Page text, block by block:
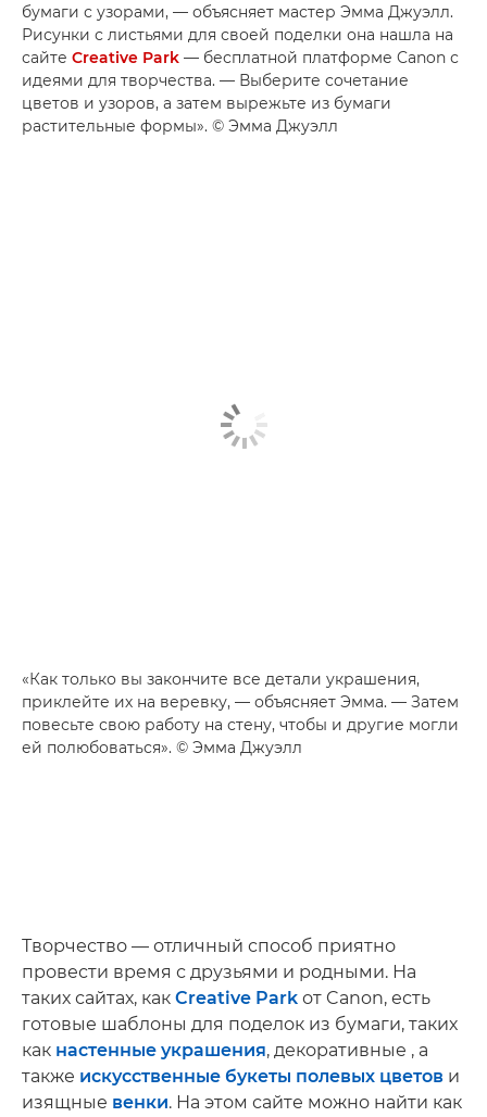
бумаги с узорами, — объясняет мастер Эмма Джуэлл.
Рисунки с листьями для своей поделки она нашла на
сайте Creative Park — бесплатной платформе Canon с
идеями для творчества. — Выберите сочетание
цветов и узоров, а затем вырежьте из бумаги
растительные формы». © Эмма Джуэлл
«Как только вы закончите все детали украшения,
приклейте их на веревку, — объясняет Эмма. — Затем
повесьте свою работу на стену, чтобы и другие могли
ей полюбоваться». © Эмма Джуэлл
Творчество — отличный способ приятно
провести время с друзьями и родными. На
таких сайтах, как Creative Park от Canon, есть
готовые шаблоны для поделок из бумаги, таких
как настенные украшения, декоративные , а
также искусственные букеты полевых цветов и
изящные венки. На этом сайте можно найти как